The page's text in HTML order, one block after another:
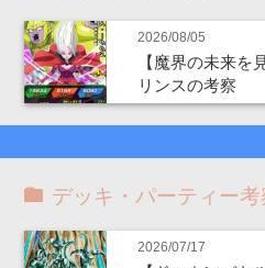
2026/08/05
【魔界の未来を
リンスの考察
デッキ・パーティー考
2026/07/17